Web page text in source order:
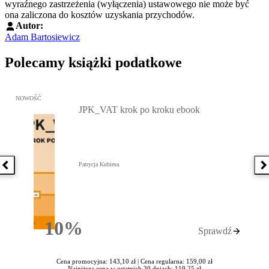
wyraźnego zastrzeżenia (wyłączenia) ustawowego nie może być
ona zaliczona do kosztów uzyskania przychodów.
Autor:
Adam Bartosiewicz
Polecamy książki podatkowe
Poprzednia książka
Przejdź do: JPK_VAT krok po kroku ebook, Patrycja Kubiesa -
NOWOŚĆ
10%Rabatu
JPK_VAT krok po kroku ebook
Patrycja Kubiesa
Sprawdź
Cena promocyjna: 143,10 zł | Cena regularna: 159,00 zł